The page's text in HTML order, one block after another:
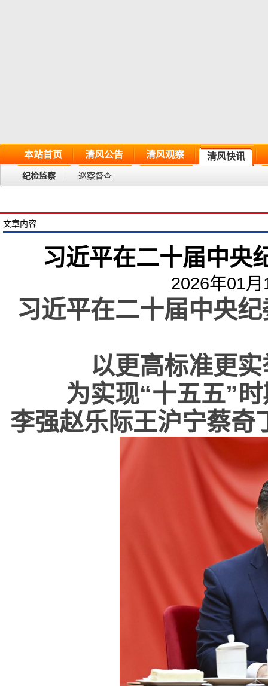
本站首页 清风公告 清风观察 清风快讯
纪检监察 巡察督查
文章内容
习近平在二十届中央
2026年01
习近平在二十届中央
以更高标准更
为实现“十五五”
李强赵乐际王沪宁蔡奇